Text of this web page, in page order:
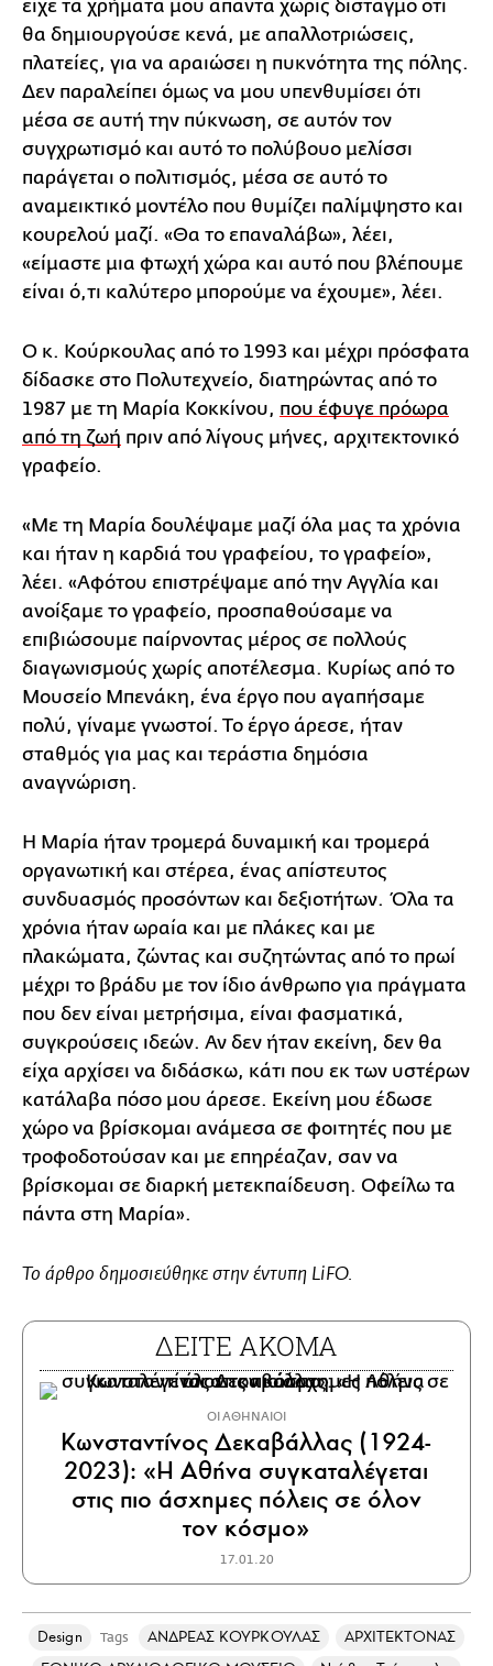
είχε τα χρήματα μου απαντά χωρίς δισταγμό ότι
θα δημιουργούσε κενά, με απαλλοτριώσεις,
πλατείες, για να αραιώσει η πυκνότητα της πόλης.
Δεν παραλείπει όμως να μου υπενθυμίσει ότι
μέσα σε αυτή την πύκνωση, σε αυτόν τον
συγχρωτισμό και αυτό το πολύβουο μελίσσι
παράγεται ο πολιτισμός, μέσα σε αυτό το
αναμεικτικό μοντέλο που θυμίζει παλίμψηστο και
κουρελού μαζί. «Θα το επαναλάβω», λέει,
«είμαστε μια φτωχή χώρα και αυτό που βλέπουμε
είναι ό,τι καλύτερο μπορούμε να έχουμε», λέει.
Ο κ. Κούρκουλας από το 1993 και μέχρι πρόσφατα
δίδασκε στο Πολυτεχνείο, διατηρώντας από το
1987 με τη Μαρία Κοκκίνου, που έφυγε πρόωρα
από τη ζωή πριν από λίγους μήνες, αρχιτεκτονικό
γραφείο.
«Με τη Μαρία δουλέψαμε μαζί όλα μας τα χρόνια
και ήταν η καρδιά του γραφείου, το γραφείο»,
λέει. «Αφότου επιστρέψαμε από την Αγγλία και
ανοίξαμε το γραφείο, προσπαθούσαμε να
επιβιώσουμε παίρνοντας μέρος σε πολλούς
διαγωνισμούς χωρίς αποτέλεσμα. Κυρίως από το
Μουσείο Μπενάκη, ένα έργο που αγαπήσαμε
πολύ, γίναμε γνωστοί. Το έργο άρεσε, ήταν
σταθμός για μας και τεράστια δημόσια
αναγνώριση.
Η Μαρία ήταν τρομερά δυναμική και τρομερά
οργανωτική και στέρεα, ένας απίστευτος
συνδυασμός προσόντων και δεξιοτήτων. Όλα τα
χρόνια ήταν ωραία και με πλάκες και με
πλακώματα, ζώντας και συζητώντας από το πρωί
μέχρι το βράδυ με τον ίδιο άνθρωπο για πράγματα
που δεν είναι μετρήσιμα, είναι φασματικά,
συγκρούσεις ιδεών. Αν δεν ήταν εκείνη, δεν θα
είχα αρχίσει να διδάσκω, κάτι που εκ των υστέρων
κατάλαβα πόσο μου άρεσε. Εκείνη μου έδωσε
χώρο να βρίσκομαι ανάμεσα σε φοιτητές που με
τροφοδοτούσαν και με επηρέαζαν, σαν να
βρίσκομαι σε διαρκή μετεκπαίδευση. Οφείλω τα
πάντα στη Μαρία».
Το άρθρο δημοσιεύθηκε στην έντυπη LiFO.
ΔΕΙΤΕ ΑΚΟΜΑ
ΟΙ ΑΘΗΝΑΙΟΙ
Κωνσταντίνος Δεκαβάλλας (1924-
2023): «Η Αθήνα συγκαταλέγεται
στις πιο άσχημες πόλεις σε όλον
τον κόσμο»
17.01.20
Design Tags ΑΝΔΡΕΑΣ ΚΟΥΡΚΟΥΛΑΣ
ΑΡΧΙΤΕΚΤΟΝΑΣ